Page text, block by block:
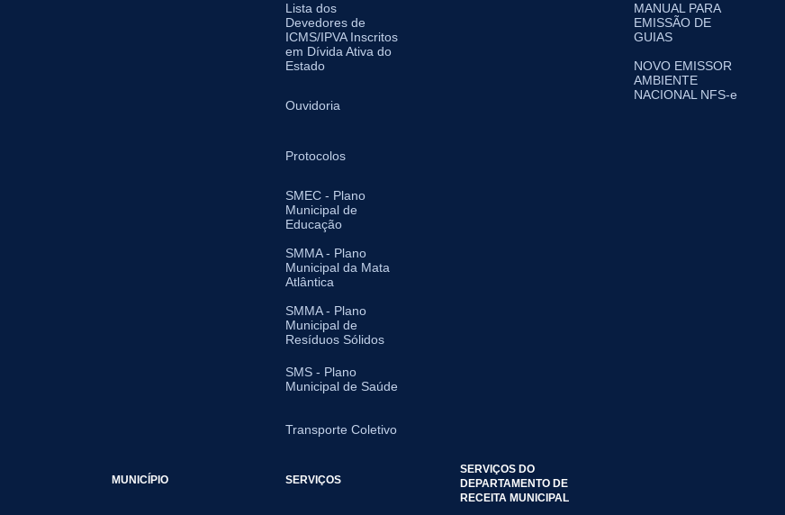
Lista dos
Devedores de
ICMS/IPVA Inscritos
em Dívida Ativa do
Estado
Ouvidoria
Protocolos
SMEC - Plano
Municipal de
Educação
SMMA - Plano
Municipal da Mata
Atlântica
SMMA - Plano
Municipal de
Resíduos Sólidos
SMS - Plano
Municipal de Saúde
Transporte Coletivo
MANUAL PARA
EMISSÃO DE
GUIAS
NOVO EMISSOR
AMBIENTE
NACIONAL NFS-e
MUNICÍPIO SERVIÇOS
SERVIÇOS DO
DEPARTAMENTO DE
RECEITA MUNICIPAL